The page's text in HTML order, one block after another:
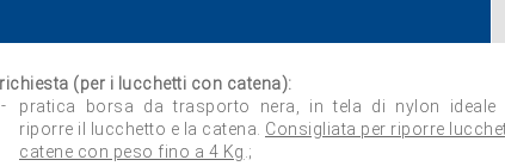
(per i lucchetti con catena):
pratica borsa da trasporto nera, in tela di nylon ideale
riporre il lucchetto e la catena. Consigliata per riporre
catene con peso fino a 4 Kg .;